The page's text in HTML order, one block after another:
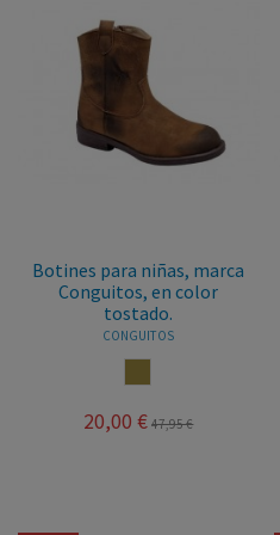
Botines para niñas, marca
Conguitos, en color
tostado.
CONGUITOS
20,00 € 47,95 €